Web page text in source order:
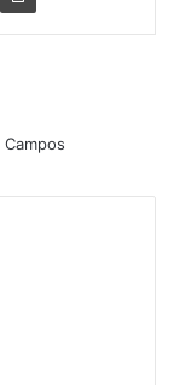
Campos